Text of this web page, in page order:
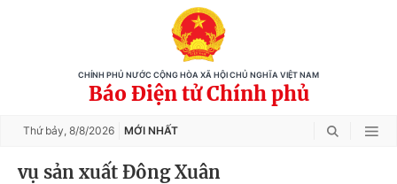
CHÍNH PHỦ NƯỚC CỘNG HÒA XÃ HỘI CHỦ NGHĨA VIỆT NAM
Báo Điện tử Chính phủ
Thứ bảy, 8/8/2026 MỚI NHẤT
vụ sản xuất Đông Xuân